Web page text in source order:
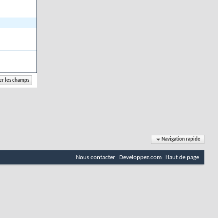
Navigation rapide
Nous contacter Developpez.com Haut de page